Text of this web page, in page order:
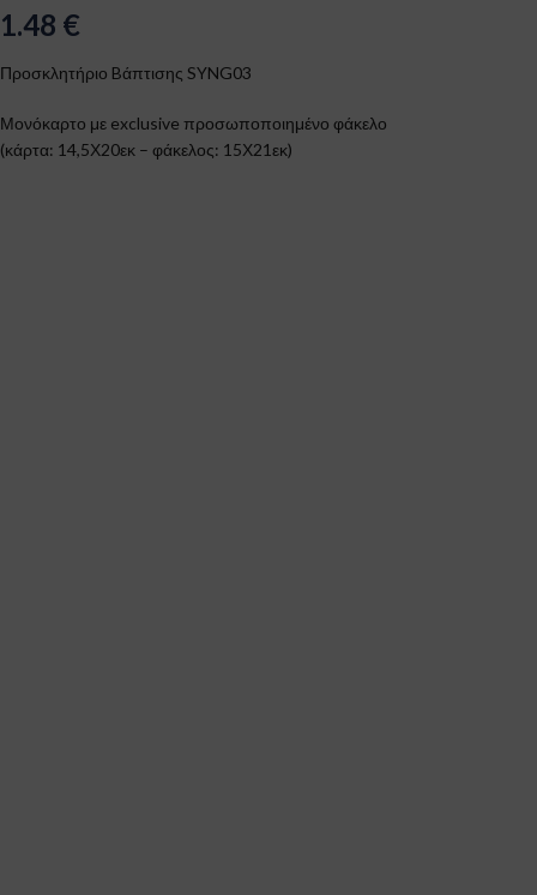
1.48 €
Προσκλητήριο Bάπτισης SYNG03
Μονόκαρτο με exclusive προσωποποιημένο φάκελο
(κάρτα: 14,5Χ20εκ – φάκελος: 15Χ21εκ)